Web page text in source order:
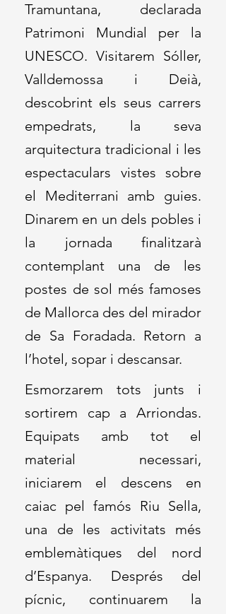
Tramuntana, declarada
Patrimoni Mundial per la
UNESCO. Visitarem Sóller,
Valldemossa i Deià,
descobrint els seus carrers
empedrats, la seva
arquitectura tradicional i les
espectaculars vistes sobre
el Mediterrani amb guies.
Dinarem en un dels pobles i
la jornada finalitzarà
contemplant una de les
postes de sol més famoses
de Mallorca des del mirador
de Sa Foradada. Retorn a
l’hotel, sopar i descansar.
Esmorzarem tots junts i
sortirem cap a Arriondas.
Equipats amb tot el
material necessari,
iniciarem el descens en
caiac pel famós Riu Sella,
una de les activitats més
emblemàtiques del nord
d’Espanya. Després del
pícnic, continuarem la